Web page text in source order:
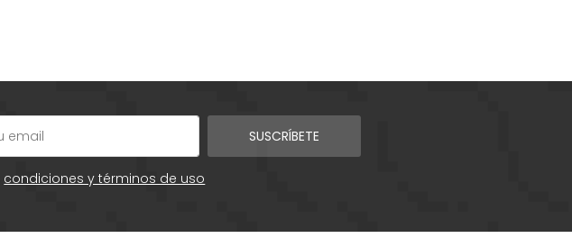
SUSCRÍBETE
condiciones y términos de uso